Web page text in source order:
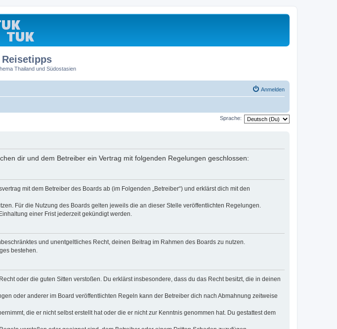
Thailand und Südostasien
Anmelden
Sprache:
dir und dem Betreiber ein Vertrag mit folgenden Regelungen geschlossen:
mit dem Betreiber des Boards ab (im Folgenden „Betreiber“) und erklärst dich mit den
Für die Nutzung des Boards gelten jeweils die an dieser Stelle veröffentlichten Regelungen.
einer Frist jederzeit gekündigt werden.
und unentgeltliches Recht, deinen Beitrag im Rahmen des Boards zu nutzen.
bestehen.
oder die guten Sitten verstoßen. Du erklärst insbesondere, dass du das Recht besitzt, die in deinen
oder anderer im Board veröffentlichten Regeln kann der Betreiber dich nach Abmahnung zeitweise
die er nicht selbst erstellt hat oder die er nicht zur Kenntnis genommen hat. Du gestattest dem